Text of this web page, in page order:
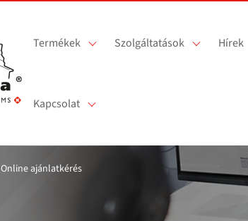
Termékek Szolgáltatások Hírek
Kapcsolat
Online ajánlatkérés